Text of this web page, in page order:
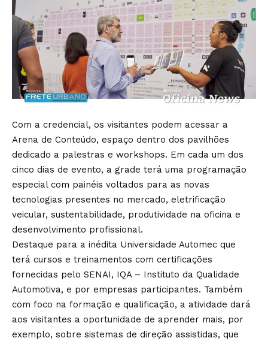
Com a credencial, os visitantes podem acessar a
Arena de Conteúdo, espaço dentro dos pavilhões
dedicado a palestras e workshops. Em cada um dos
cinco dias de evento, a grade terá uma programação
especial com painéis voltados para as novas
tecnologias presentes no mercado, eletrificação
veicular, sustentabilidade, produtividade na oficina e
desenvolvimento profissional.
Destaque para a inédita Universidade Automec que
terá cursos e treinamentos com certificações
fornecidas pelo SENAI, IQA – Instituto da Qualidade
Automotiva, e por empresas participantes. Também
com foco na formação e qualificação, a atividade dará
aos visitantes a oportunidade de aprender mais, por
exemplo, sobre sistemas de direção assistidas, que